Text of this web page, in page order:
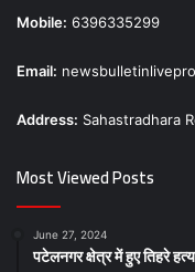
Mobile: 6396335299
Email:
Address: Sahastradhara
Most Viewed Posts
June 27, 2024
पटेलनगर क्षेत्र में हुए तिहरे